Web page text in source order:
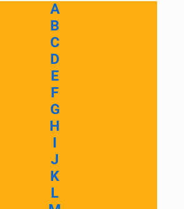
A
B
C
D
E
F
G
H
I
J
K
L